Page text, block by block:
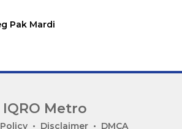
Pak Mardi
IQRO Metro
Disclaimer DMCA